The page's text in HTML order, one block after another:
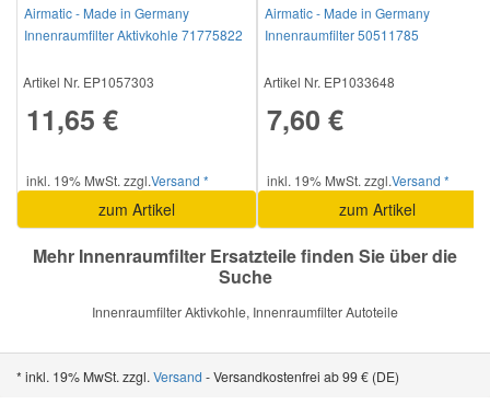
Airmatic - Made in Germany
Innenraumfilter Aktivkohle 71775822
Artikel Nr. EP1057303
11,65 €
inkl. 19% MwSt. zzgl.Versand *
zum Artikel
Airmatic - Made in Germany
Innenraumfilter 50511785
Artikel Nr. EP1033648
7,60 €
inkl. 19% MwSt. zzgl.Versand *
zum Artikel
Mehr Innenraumfilter Ersatzteile finden Sie über die
Suche
Innenraumfilter Aktivkohle, Innenraumfilter Autoteile
* inkl. 19% MwSt. zzgl. Versand - Versandkostenfrei ab 99 € (DE)
Suzuki Ersatzteile
Toyota Ersatzteile
Volvo Ersatzteile